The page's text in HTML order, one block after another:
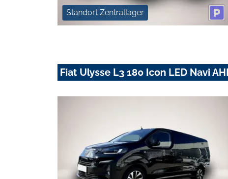
Standort Zentrallager
Fiat Ulysse L3 180 Icon LED Navi